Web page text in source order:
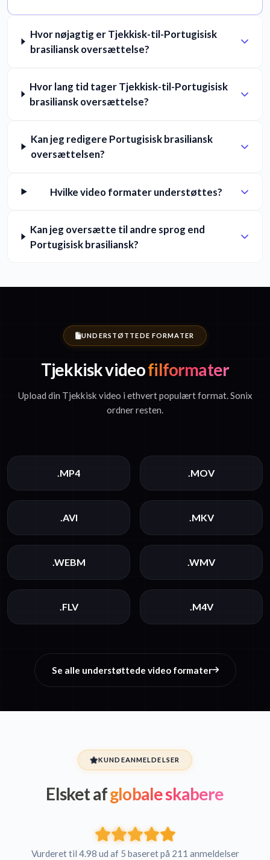
Hvor nøjagtig er Tjekkisk-til-Portugisisk
brasiliansk oversættelse?
Hvor lang tid tager Tjekkisk-til-Portugisisk
brasiliansk oversættelse?
Kan jeg redigere Portugisisk brasiliansk
oversættelsen?
Hvilke video formater understøttes?
Kan jeg oversætte til andre sprog end
Portugisisk brasiliansk?
UNDERSTØTTEDE FORMATER
Tjekkisk videofilformater
Upload din Tjekkisk video i ethvert populært format. Sonix
ordner resten.
.MP4 .MOV
.AVI .MKV
.WEBM .WMV
.FLV .M4V
Se alle understøttede video formater
KUNDEANMELDELSER
Elsket afglobale skabere
Vurderet til 4.98 ud af 5 baseret på 211 anmeldelser